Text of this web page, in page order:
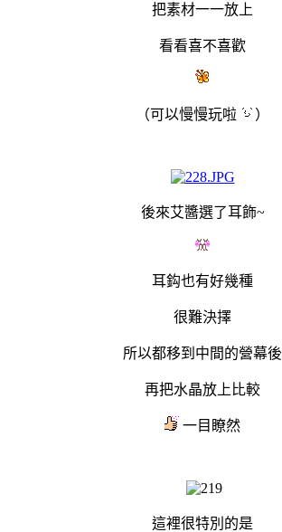
把素材一一放上
看看喜不喜歡
（可以慢慢玩啦 ）
後來艾醬選了耳飾~
耳鈎也有好幾種
很難決擇
所以都移到中間的營幕後
再把水晶放上比較
一目瞭然
這裡很特別的是